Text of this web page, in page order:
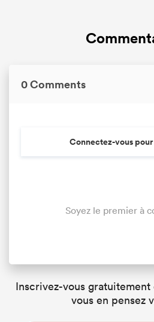
0 Comments
Connectez-vous
Soyez le premier à
Inscrivez-vous
vous en pensez